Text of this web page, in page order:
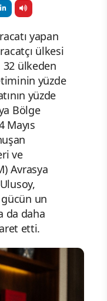
yapan
ülkesi
ülkeden
yüzde
yüzde
Bölge
Mayıs
ve
Avrasya
un
da daha
etti.